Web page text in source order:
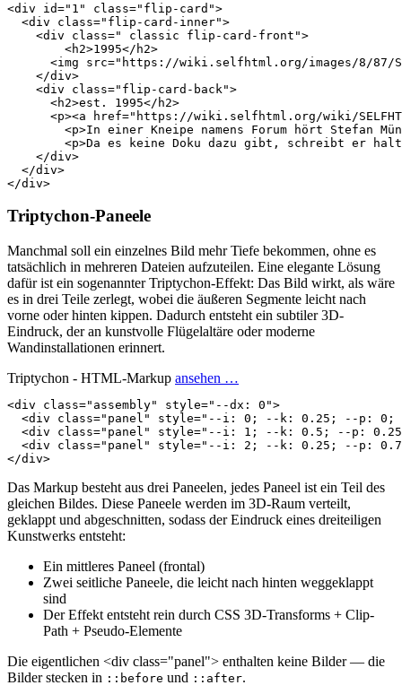
<div id="1" class="flip-card">
<div class="flip-card-inner">
<div class=" classic flip-card-front">
<h2>1995</ h2>
<img src="https://wiki.selfhtml.org/images/8/87/
</div>
<div class="flip-card-back">
<h2>est. 1995</ h2>
<p><a href="https://wiki.selfhtml.org/wiki/
<p>In einer Kneipe namens Forum hört Stefan
<p>Da es keine Doku dazu gibt, schreibt er
</div>
</div>
</div>
Triptychon-Paneele
Manchmal soll ein einzelnes Bild mehr Tiefe bekommen, ohne es
tatsächlich in mehreren Dateien aufzuteilen. Eine elegante Lösung
dafür ist ein sogenannter Triptychon-Effekt: Das Bild wirkt, als wäre
es in drei Teile zerlegt, wobei die äußeren Segmente leicht nach
vorne oder hinten kippen. Dadurch entsteht ein subtiler 3D-
Eindruck, der an kunstvolle Flügelaltäre oder moderne
Wandinstallationen erinnert.
Triptychon - HTML-Markup ansehen …
<div class="assembly" style="--dx: 0">
<div class="panel" style="--i: 0; --k: 0.25; --p: 0;
<div class="panel" style="--i: 1; --k: 0.5; --p:
<div class="panel" style="--i: 2; --k: 0.25; --p:
</div>
Das Markup besteht aus drei Paneelen, jedes Paneel ist ein Teil des
gleichen Bildes. Diese Paneele werden im 3D-Raum verteilt,
geklappt und abgeschnitten, sodass der Eindruck eines dreiteiligen
Kunstwerks entsteht:
Ein mittleres Paneel (frontal)
Zwei seitliche Paneele, die leicht nach hinten weggeklappt
sind
Der Effekt entsteht rein durch CSS 3D-Transforms + Clip-
Path + Pseudo-Elemente
Die eigentlichen <div class="panel"> enthalten keine Bilder — die
Bilder stecken in ::before und ::after.